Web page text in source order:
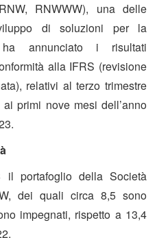
RNWWW), una delle
di soluzioni per la
ha annunciato i risultati
alla IFRS (revisione
relativi al terzo trimestre
primi nove mesi dell’anno
portafoglio della Società
dei quali circa 8,5 sono
impegnati, rispetto a 13,4